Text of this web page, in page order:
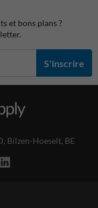
et bons plans ?
S'inscrire
, Bilzen-Hoeselt, BE